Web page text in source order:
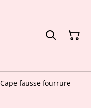
Cape fausse fourrure